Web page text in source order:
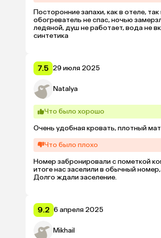
Посторонние запахи, как в отеле,
обогреватель не спас, ночью
ледяной, душ не работает, вода не
синтетика
7.5 29 июля 2025
Natalya
Что было хорошо
Очень удобная кровать, плотный
Что было плохо
Номер забронировали с пометкой
итоге нас заселили в обычный
Долго ждали заселение.
9.2 6 апреля 2025
Mikhail